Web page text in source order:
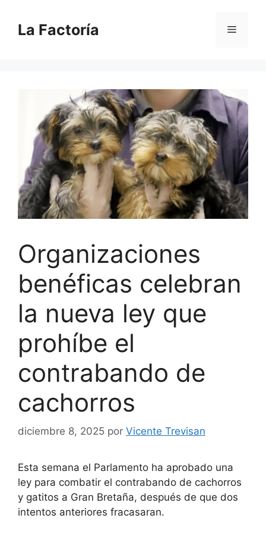
contenido
La Factoría Menú
Organizaciones
benéficas celebran
la nueva ley que
prohíbe el
contrabando de
cachorros
diciembre 8, 2025 por Vicente Trevisan
Esta semana el Parlamento ha aprobado una
ley para combatir el contrabando de cachorros
y gatitos a Gran Bretaña, después de que dos
intentos anteriores fracasaran.